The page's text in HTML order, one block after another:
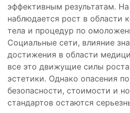
эффективным результатам.
наблюдается рост в области
тела и процедур по
Социальные сети, влияние
достижения в области
все это движущие силы
эстетики. Однако опасения
безопасности, стоимости и
стандартов остаются